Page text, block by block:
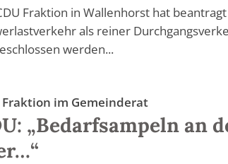
Fraktion in Wallenhorst hat
als reiner
werden...
Fraktion im Gemeinderat
„Bedarfsampeln an